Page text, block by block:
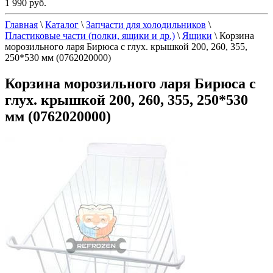
1 990 руб.
Главная \ Каталог \ Запчасти для холодильников \
Пластиковые части (полки, ящики и др.) \ Ящики \ Корзина
морозильного ларя Бирюса с глух. крышкой 200, 260, 355,
250*530 мм (0762020000)
Корзина морозильного ларя Бирюса с
глух. крышкой 200, 260, 355, 250*530
мм (0762020000)